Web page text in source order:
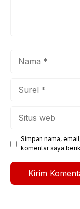
Simpan nama,
komentar saya